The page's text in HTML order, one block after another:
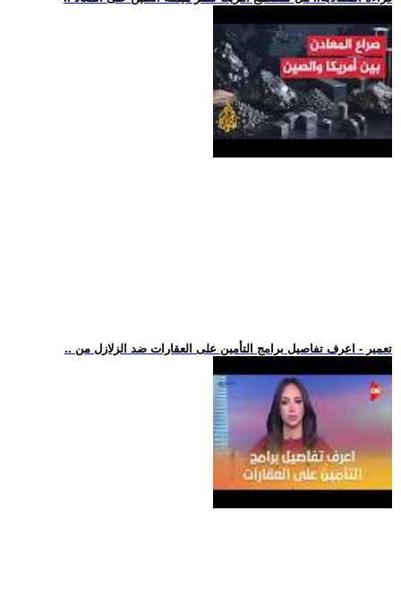
.. تعمير - اعرف تفاصيل برامج التأمين على العقارات ضد الزلازل من